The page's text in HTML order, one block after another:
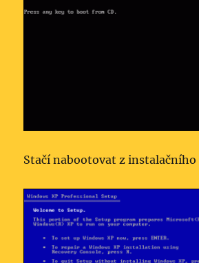
Stačí nabootovat z instalačního